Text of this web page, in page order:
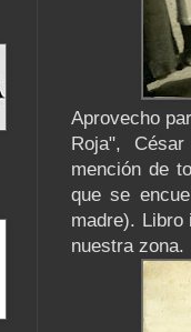
Aprovecho
Roja",
mención de
que se
madre). Libro
nuestra zona.